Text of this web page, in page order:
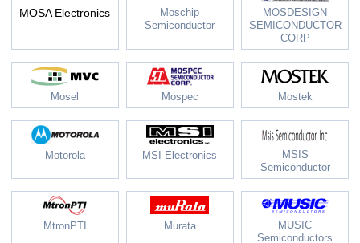
MOSA Electronics
Moschip
Semiconductor
MOSDESIGN
SEMICONDUCTOR
CORP
Mosel Mospec Mostek
Motorola MSI Electronics
MSIS
Semiconductor
MtronPTI Murata
MUSIC
Semiconductors